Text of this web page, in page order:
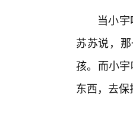
当小
苏苏说，
孩。而小
东西，去保